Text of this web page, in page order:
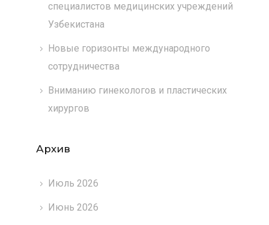
специалистов медицинских учреждений
Узбекистана
Новые горизонты международного
сотрудничества
Вниманию гинекологов и пластических
хирургов
Архив
Июль 2026
Июнь 2026